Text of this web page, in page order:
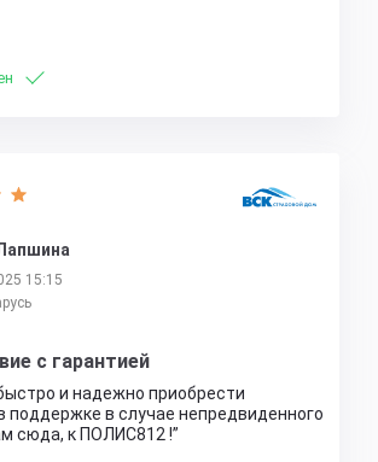
15:15
с гарантией
и надежно приобрести
поддержке в случае непредвиденного
сюда, к ПОЛИС812 !